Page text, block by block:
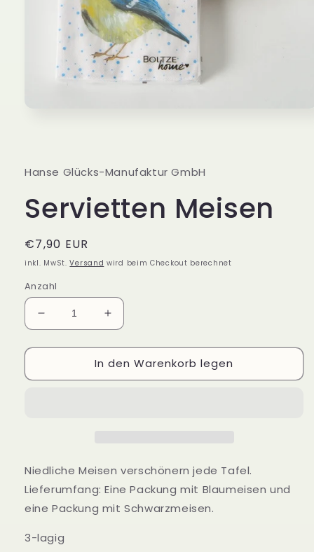
Hanse Glücks-Manufaktur GmbH
Servietten Meisen
Normaler
Preis
€7,90 EUR
inkl. MwSt.Versand wird beim Checkout berechnet
Anzahl
Verringere
die
Menge
Servietten
Erhöhe
die
Menge
für
Servietten
In den Warenkorb legen
Niedliche Meisen verschönern jede Tafel.
Lieferumfang: Eine Packung mit Blaumeisen und
eine Packung mit Schwarzmeisen.
3-lagig